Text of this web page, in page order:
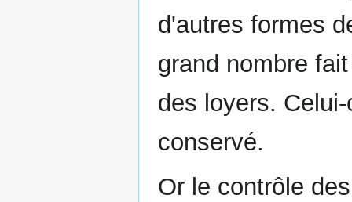
d'autres formes
grand nombre
des loyers.
conservé.
Or le contrôle